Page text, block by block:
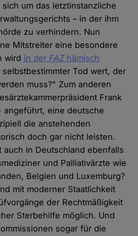
um das letztinstanzliche
– in der ihm
zu verhindern. Nun
Mitstreiter eine besondere
wird in der FAZhämisch
selbstbestimmter Tod wert, der
muss?" Zum anderen
Frank
angeführt, eine deutsche
die anstehenden
doch gar nicht leisten.
auch in Deutschland ebenfalls
und Palliativärzte wie
Belgien und Luxemburg?
mit moderner Staatlichkeit
der Rechtmäßigkeit
Sterbehilfe möglich. Und
sogar für die